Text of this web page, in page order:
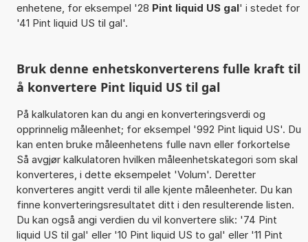
enhetene, for eksempel '28 Pint liquid US gal' i stedet for
'41 Pint liquid US til gal'.
Bruk denne enhetskonverterens fulle kraft til
å konvertere Pint liquid US til gal
På kalkulatoren kan du angi en konverteringsverdi og
opprinnelig måleenhet; for eksempel '992 Pint liquid US'. Du
kan enten bruke måleenhetens fulle navn eller forkortelse
Så avgjør kalkulatoren hvilken måleenhetskategori som skal
konverteres, i dette eksempelet 'Volum'. Deretter
konverteres angitt verdi til alle kjente måleenheter. Du kan
finne konverteringsresultatet ditt i den resulterende listen.
Du kan også angi verdien du vil konvertere slik: '74 Pint
liquid US til gal' eller '10 Pint liquid US to gal' eller '11 Pint